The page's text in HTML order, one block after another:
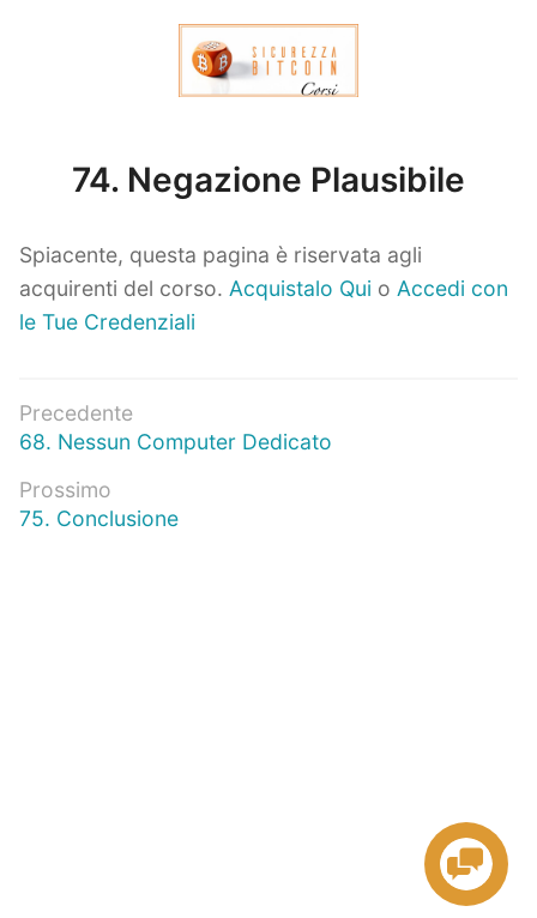
74. Negazione Plausibile
Spiacente, questa pagina è riservata agli
acquirenti del corso. Acquistalo Qui o Accedi con
le Tue Credenziali
Navigazione
articoli
Precedente
Articolo
68. Nessun Computer Dedicato
Prossimo
Prossimo
75. Conclusione